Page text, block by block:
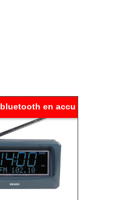
bluetooth en accu